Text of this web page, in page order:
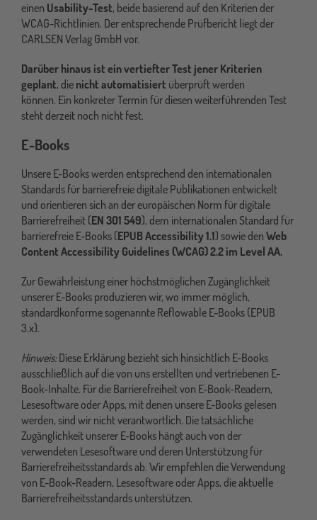
einen Usability-Test, beide basierend auf den Kriterien der
WCAG-Richtlinien. Der entsprechende Prüfbericht liegt der
CARLSEN Verlag GmbH vor.
Darüber hinaus ist ein vertiefter Test jener Kriterien
geplant, die nicht automatisiert überprüft werden
können. Ein konkreter Termin für diesen weiterführenden Test
steht derzeit noch nicht fest.
E-Books
Unsere E-Books werden entsprechend den internationalen
Standards für barrierefreie digitale Publikationen entwickelt
und orientieren sich an der europäischen Norm für digitale
Barrierefreiheit (EN 301 549), dem internationalen Standard für
barrierefreie E-Books (EPUB Accessibility 1.1) sowie den Web
Content Accessibility Guidelines (WCAG) 2.2 im Level AA.
Zur Gewährleistung einer höchstmöglichen Zugänglichkeit
unserer E-Books produzieren wir, wo immer möglich,
standardkonforme sogenannte Reflowable E-Books (EPUB
3.x).
Hinweis:Diese Erklärung bezieht sich hinsichtlich E-Books
ausschließlich auf die von uns erstellten und vertriebenen E-
Book-Inhalte. Für die Barrierefreiheit von E-Book-Readern,
Lesesoftware oder Apps, mit denen unsere E-Books gelesen
werden, sind wir nicht verantwortlich. Die tatsächliche
Zugänglichkeit unserer E-Books hängt auch von der
verwendeten Lesesoftware und deren Unterstützung für
Barrierefreiheitsstandards ab. Wir empfehlen die Verwendung
von E-Book-Readern, Lesesoftware oder Apps, die aktuelle
Barrierefreiheitsstandards unterstützen.